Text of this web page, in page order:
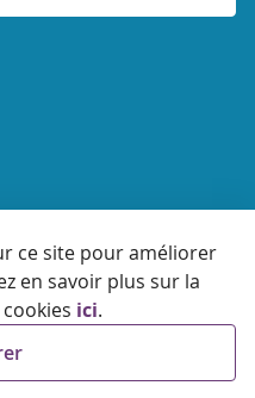
ce site pour améliorer
en savoir plus sur la
ici.
et de promotion de
du site